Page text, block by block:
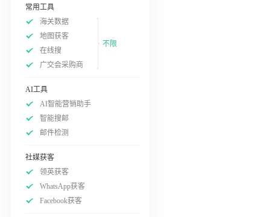
常用工具
海关数据
地图获客
在线搜
广交会采购商
不限
AI工具
AI智能营销助手
智能搜邮
邮件检测
社媒获客
领英获客
WhatsApp获客
Facebook获客